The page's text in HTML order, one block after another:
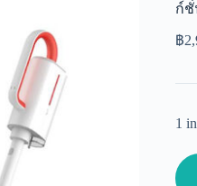
ก์ชั่
฿
1